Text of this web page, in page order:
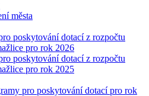
města
poskytování dotací z rozpočtu
pro rok 2026
poskytování dotací z rozpočtu
pro rok 2025
pro poskytování dotací pro rok